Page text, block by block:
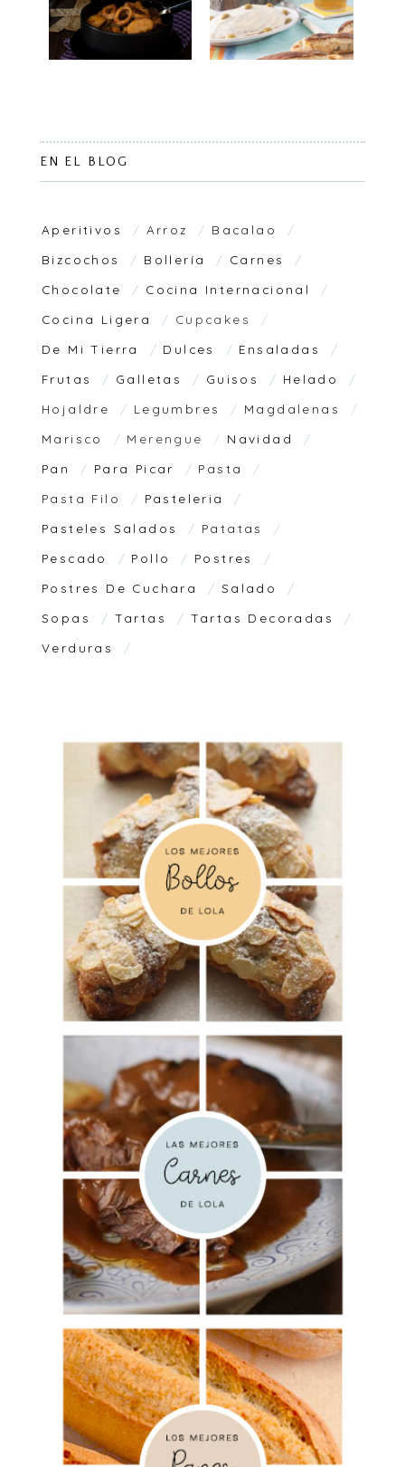
EN EL BLOG
Aperitivos Arroz
Bacalao
Bizcochos
Bollería
Carnes
Chocolate
Cocina Internacional
Cocina Ligera
Cupcakes
De Mi Tierra
Dulces
Ensaladas
Frutas
Galletas Guisos
Helado
Hojaldre
Legumbres
Magdalenas
Marisco
Merengue
Navidad
Pan
Para Picar
Pasta
Pasta Filo
Pasteleria
Pasteles Salados
Patatas
Pescado
Pollo
Postres
Postres De Cuchara
Salado
Sopas
Tartas
Tartas Decoradas
Verduras